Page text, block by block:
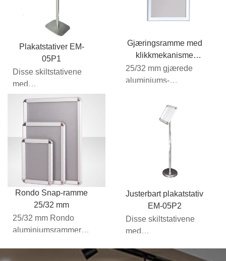
Plakatstativer EM-
05P1
Disse skiltstativene
med
aluminiumsrammer
rekke ...
Gjæringsramme med
klikkmekanisme
25/32 mm
25/32 mm gjærede
aluminiums-
snap-kanter som
enkelt åpnes fra ...
Rondo Snap-ramme
25/32 mm
25/32 mm Rondo
aluminiumsrammer
trykknappkanter som
Justerbart plakatstativ
EM-05P2
Disse skiltstativene
med
kan brukes av en